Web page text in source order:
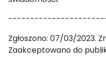
Zgłoszono: 07/03/2023.
Zaakceptowano do